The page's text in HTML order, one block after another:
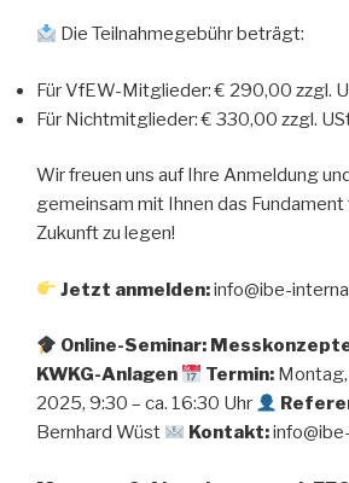
Die Teilnahmegebühr beträgt:
Für VfEW-Mitglieder: € 290,00 zzgl.
Für Nichtmitglieder: € 330,00 zzgl.
Wir freuen uns auf Ihre Anmeldung
gemeinsam mit Ihnen das
Zukunft zu legen!
Jetzt anmelden:info@ibe-
Online-Seminar:
KWKG-Anlagen
Termin:
2025, 9:30 – ca. 16:30 Uhr
Bernhard Wüst
Kontakt: